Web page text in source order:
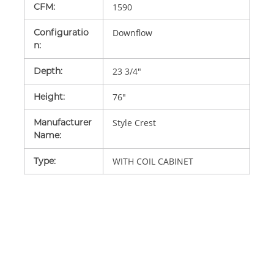
CFM: 1590
Configuratio
n:
Downflow
Depth: 23 3/4"
Height: 76"
Manufacturer
Name:
Style Crest
Type: WITH COIL CABINET